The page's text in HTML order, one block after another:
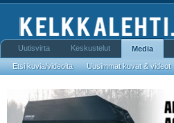
Uutisvirta Keskustelut Media
Etsi kuvia/videoita Uusimmat kuvat & videot